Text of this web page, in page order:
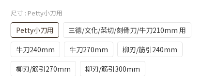
尺寸 : Petty小刀用
Petty小刀用
三德/文化/菜切/刻骨刀/牛刀210mm 用
牛刀240mm
牛刀270mm
柳刃/筋引240mm
柳刃/筋引270mm
柳刃/筋引300mm